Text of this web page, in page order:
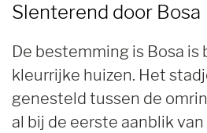
Slenterend door Bosa
De bestemming is Bosa is
kleurrijke huizen. Het
genesteld tussen de
al bij de eerste aanblik